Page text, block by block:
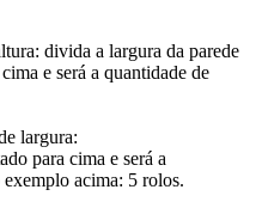
divida a largura da parede
e será a quantidade de
largura:
para cima e será a
acima: 5 rolos.